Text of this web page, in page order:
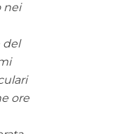
nei
del
ore